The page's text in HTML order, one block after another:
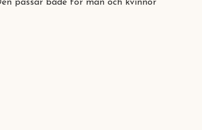
passar både för män och kvinnor